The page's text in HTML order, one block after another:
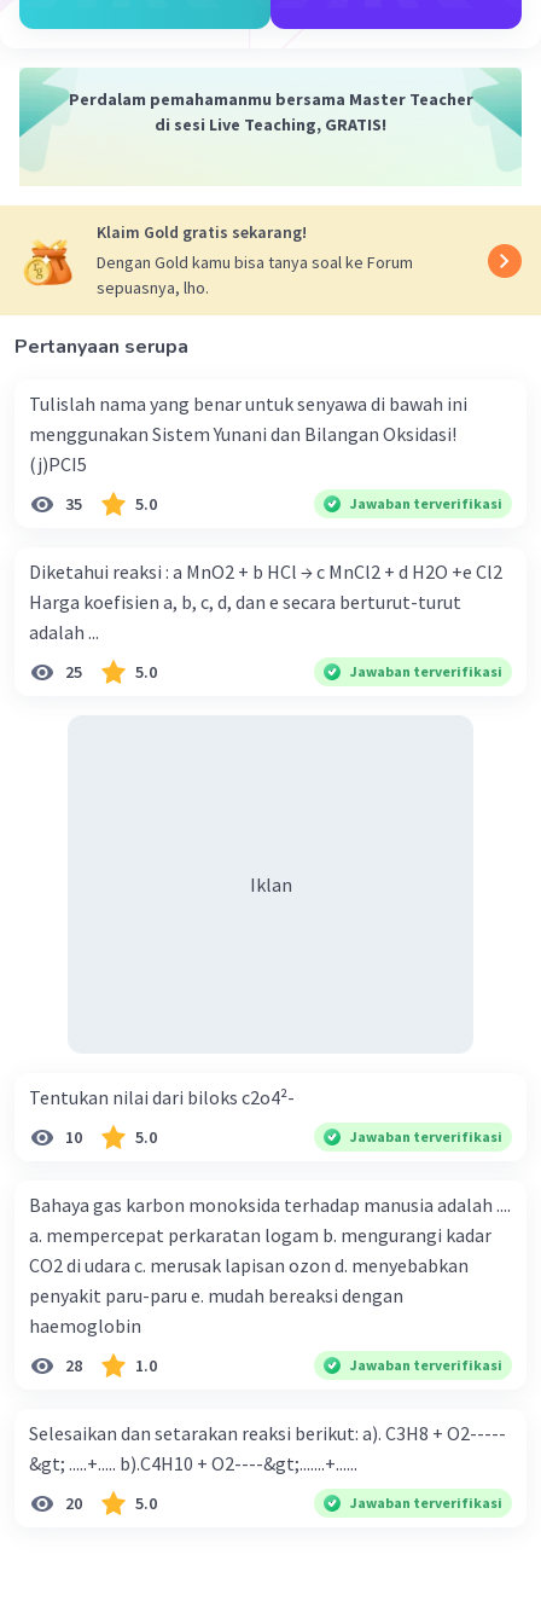
yang sesuai saat menangani larutan NaOH dan
terpisah dari bahan-bahan lain yang tidak cocok.
Balas
Perdalam pemahamanmu bersama Master Teacher
di sesi Live Teaching, GRATIS!
Klaim Gold gratis sekarang!
Dengan Gold kamu bisa tanya soal ke Forum
sepuasnya, lho.
Pertanyaan serupa
Tulislah nama yang benar untuk senyawa di bawah ini
menggunakan Sistem Yunani dan Bilangan Oksidasi!
(j)PCI5
35 5.0 Jawaban terverifikasi
Diketahui reaksi : a MnO2 + b HCl → c MnCl2 + d H2O +e Cl2
Harga koefisien a, b, c, d, dan e secara berturut-turut
adalah ...
25 5.0 Jawaban terverifikasi
Iklan
Tentukan nilai dari biloks c2o4²-
10 5.0 Jawaban terverifikasi
Bahaya gas karbon monoksida terhadap manusia adalah ....
a. mempercepat perkaratan logam b. mengurangi kadar
CO2 di udara c. merusak lapisan ozon d. menyebabkan
penyakit paru-paru e. mudah bereaksi dengan
haemoglobin
28 1.0 Jawaban terverifikasi
Selesaikan dan setarakan reaksi berikut: a). C3H8 + O2-----
&gt; .....+..... b).C4H10 + O2----&gt;.......+......
20 5.0 Jawaban terverifikasi